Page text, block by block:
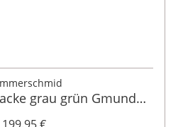
grau grün Gmund